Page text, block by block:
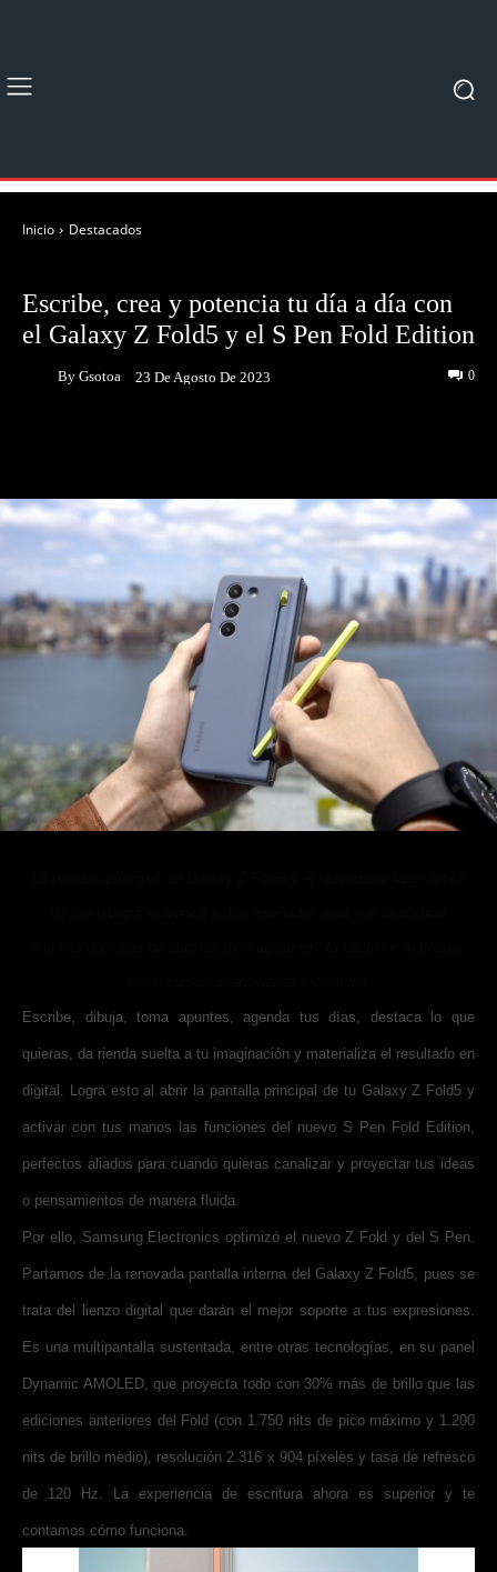
Inicio Destacados
Escribe, crea y potencia tu día a día con
el Galaxy Z Fold5 y el S Pen Fold Edition
By Gsotoa 23 De Agosto De 2023 0
Escribe, dibuja, toma apuntes, agenda tus días, destaca lo que
quieras, da rienda suelta a tu imaginación y materializa el resultado en
digital. Logra esto al abrir la pantalla principal de tu Galaxy Z Fold5 y
activar con tus manos las funciones del nuevo S Pen Fold Edition,
perfectos aliados para cuando quieras canalizar y proyectar tus ideas
o pensamientos de manera fluida.
Por ello, Samsung Electronics optimizó el nuevo Z Fold y del S Pen.
Partamos de la renovada pantalla interna del Galaxy Z Fold5, pues se
trata del lienzo digital que darán el mejor soporte a tus expresiones.
Es una multipantalla sustentada, entre otras tecnologías, en su panel
Dynamic AMOLED, que proyecta todo con 30% más de brillo que las
ediciones anteriores del Fold (con 1.750 nits de pico máximo y 1.200
nits de brillo medio), resolución 2.316 x 904 píxeles y tasa de refresco
de 120 Hz. La experiencia de escritura ahora es superior y te
contamos cómo funciona.